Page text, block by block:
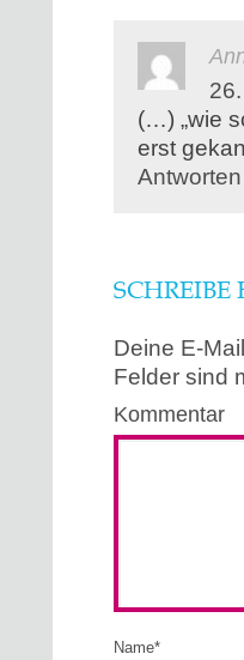
(…) „wie
erst
Antworten
Deine E-
Felder sind
Kommentar
Name*